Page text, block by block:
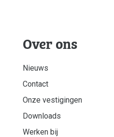
Over ons
Nieuws
Contact
Onze vestigingen
Downloads
Werken bij